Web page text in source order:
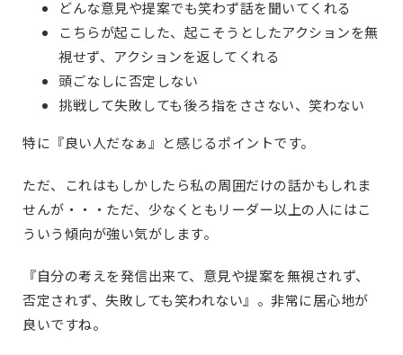
どんな意見や提案でも笑わず話を聞いてくれる
こちらが起こした、起こそうとしたアクションを無
視せず、アクションを返してくれる
頭ごなしに否定しない
挑戦して失敗しても後ろ指をささない、笑わない
特に『良い人だなぁ』と感じるポイントです。
ただ、これはもしかしたら私の周囲だけの話かもしれま
せんが・・・ただ、少なくともリーダー以上の人にはこ
ういう傾向が強い気がします。
『自分の考えを発信出来て、意見や提案を無視されず、
否定されず、失敗しても笑われない』。非常に居心地が
良いですね。